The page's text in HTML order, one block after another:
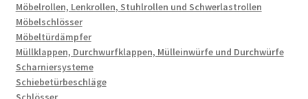
Möbelrollen, Lenkrollen, Stuhlrollen und Schwerlastrollen
Möbelschlösser
Möbeltürdämpfer
Müllklappen, Durchwurfklappen, Mülleinwürfe und Durchwürfe
Scharniersysteme
Schiebetürbeschläge